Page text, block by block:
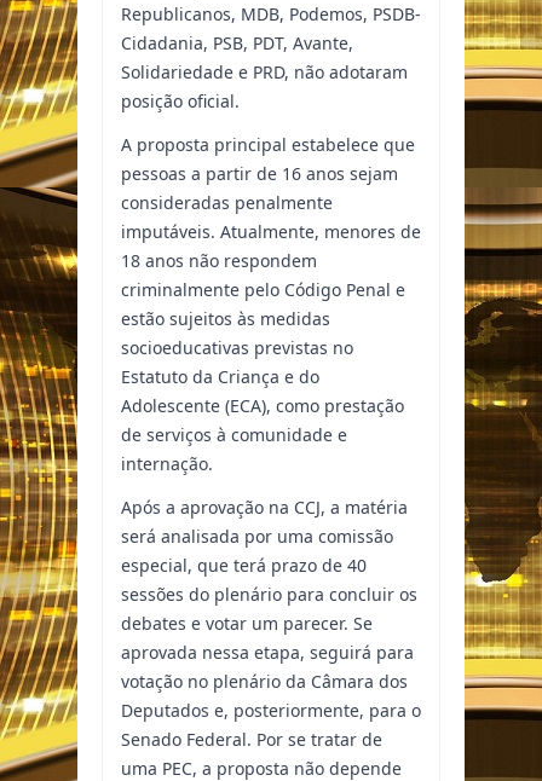
Republicanos, MDB, Podemos, PSDB-
Cidadania, PSB, PDT, Avante,
Solidariedade e PRD, não adotaram
posição oficial.
A proposta principal estabelece que
pessoas a partir de 16 anos sejam
consideradas penalmente
imputáveis. Atualmente, menores de
18 anos não respondem
criminalmente pelo Código Penal e
estão sujeitos às medidas
socioeducativas previstas no
Estatuto da Criança e do
Adolescente (ECA), como prestação
de serviços à comunidade e
internação.
Após a aprovação na CCJ, a matéria
será analisada por uma comissão
especial, que terá prazo de 40
sessões do plenário para concluir os
debates e votar um parecer. Se
aprovada nessa etapa, seguirá para
votação no plenário da Câmara dos
Deputados e, posteriormente, para o
Senado Federal. Por se tratar de
uma PEC, a proposta não depende